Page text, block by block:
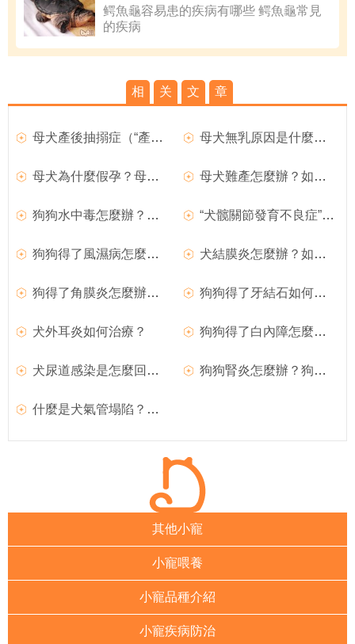
鳄魚龜容易患的疾病有哪些 鳄魚龜常見
的疾病
相 关 文 章
母犬產後抽搦症（“產後癫痫”）如何治療？ 母犬無乳原因是什麼？母犬產後無奶如何治療？
母犬為什麼假孕？母犬假孕如何預防？ 母犬難產怎麼辦？如何處理難產的狗狗？
狗狗水中毒怎麼辦？如何治療？ “犬髋關節發育不良症”如何治療？
狗狗得了風濕病怎麼辦？如何治療犬風濕病？ 犬結膜炎怎麼辦？如何治療犬結膜炎？
狗得了角膜炎怎麼辦？如何治療犬角膜炎 狗狗得了牙結石如何治療？
犬外耳炎如何治療？ 狗狗得了白內障怎麼辦？如何治療？
犬尿道感染是怎麼回事？如何治療？ 狗狗腎炎怎麼辦？狗狗腎炎如何治療？
什麼是犬氣管塌陷？如何治療？
其他小寵
小寵喂養
小寵品種介紹
小寵疾病防治